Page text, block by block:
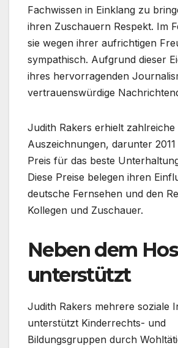
Fachwissen in Einklang zu
ihren Zuschauern Respekt. Im
sie wegen ihrer aufrichtigen
sympathisch. Aufgrund dieser
ihres hervorragenden
vertrauenswürdige
Judith Rakers erhielt zahlreiche
Auszeichnungen, darunter
Preis für das beste
Diese Preise belegen ihren
deutsche Fernsehen und den
Kollegen und Zuschauer.
Neben dem
unterstützt
Judith Rakers mehrere soziale
unterstützt Kinderrechts- und
Bildungsgruppen durch